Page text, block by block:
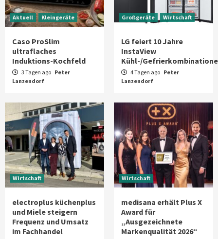
Aktuell Kleingeräte
Caso ProSlim
ultraflaches
Induktions-Kochfeld
3 Tagen ago Peter
Lanzendorf
Großgeräte Wirtschaft
LG feiert 10 Jahre
InstaView
Kühl-/
4 Tagen ago Peter
Lanzendorf
Wirtschaft
electroplus küchenplus
und Miele steigern
Frequenz und Umsatz
im Fachhandel
Wirtschaft
medisana erhält Plus X
Award für
„Ausgezeichnete
Markenqualität 2026“